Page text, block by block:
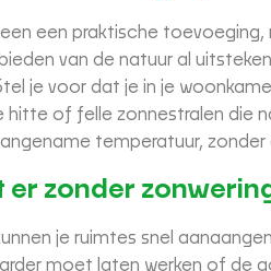
een praktische
van de natuur al
je voor dat je in je
hitte of felle zonnestralen die
temperatuur,
er zonder
je ruimtes snel
moet laten werken of de